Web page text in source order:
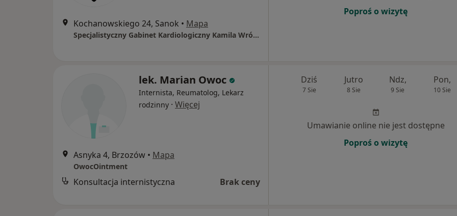
Kochanowskiego 24, Sanok • Mapa
Specjalistyczny Gabinet Kardiologiczny Kamila Wrótniak
Poproś o wizytę
lek. Marian Owoc
Internista, Reumatolog, Lekarz
rodzinny · Więcej
Asnyka 4, Brzozów • Mapa
OwocOintment
Konsultacja internistyczna Brak ceny
Dziś
7 Sie
Jutro
8 Sie
Ndz,
9 Sie
Pon,
10 Sie
Umawianie online nie jest dostępne
Poproś o wizytę